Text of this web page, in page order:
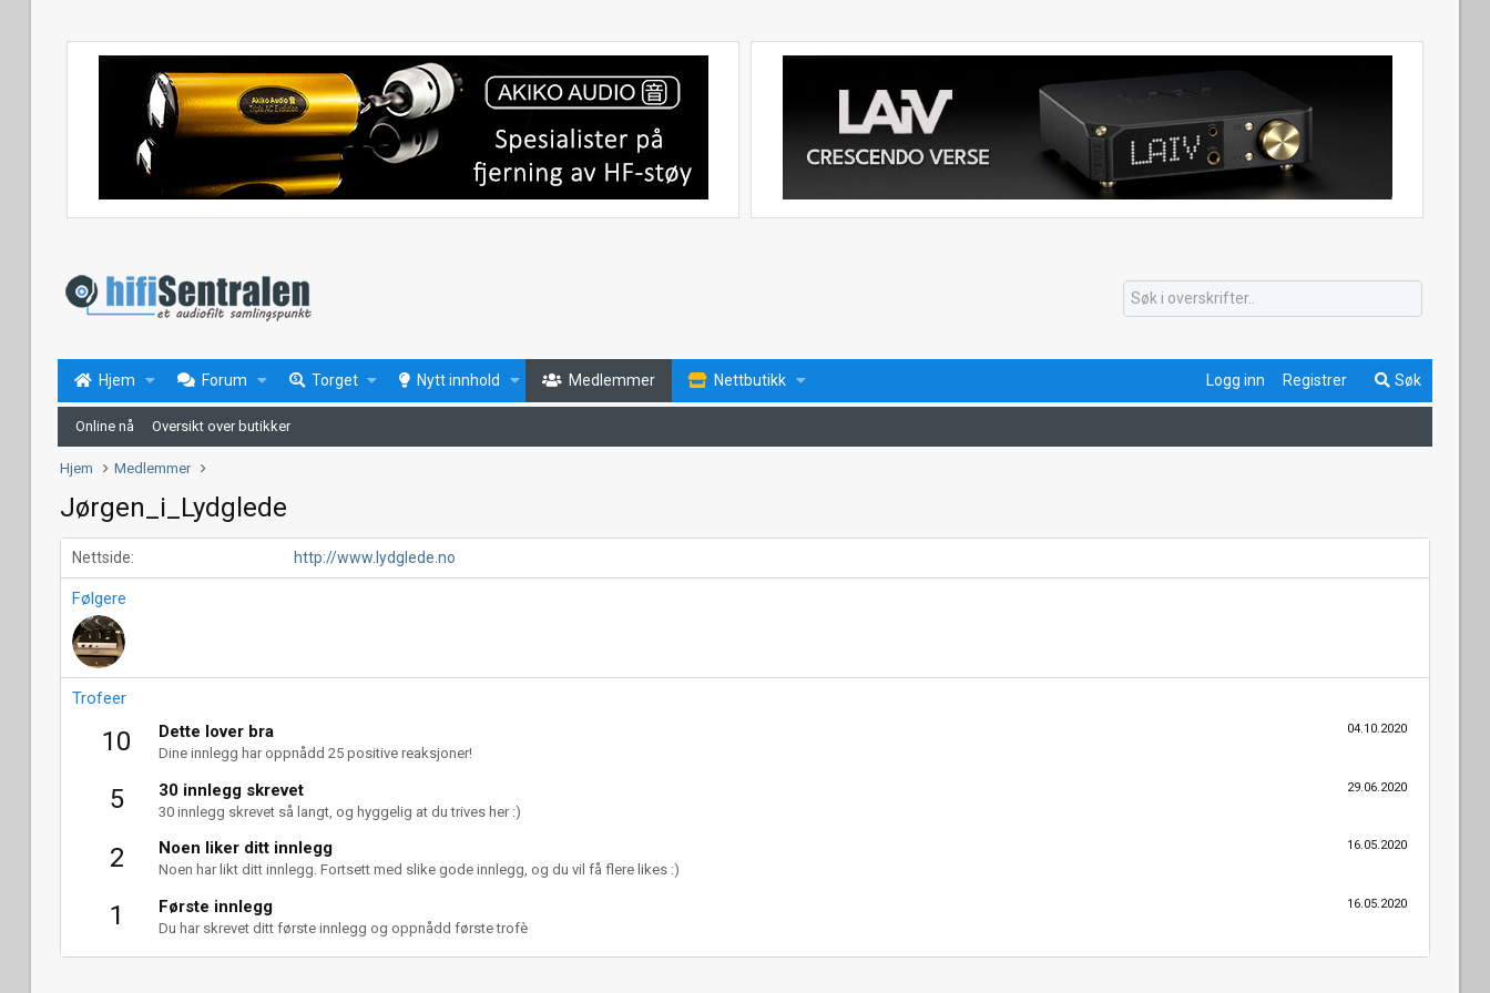
Hjem Forum Torget Nytt innhold Medlemmer Nettbutikk Logg inn Registrer Søk
Online nå Oversikt over butikker
Hjem Medlemmer
Jørgen_i_Lydglede
Nettside http://www.lydglede.no
Følgere
Trofeer
10 04.10.2020
Dette lover bra
Dine innlegg har oppnådd 25 positive reaksjoner!
5 29.06.2020
30 innlegg skrevet
30 innlegg skrevet så langt, og hyggelig at du trives her :)
2 16.05.2020
Noen liker ditt innlegg
Noen har likt ditt innlegg. Fortsett med slike gode innlegg, og du vil få flere likes :)
1 16.05.2020
Første innlegg
Du har skrevet ditt første innlegg og oppnådd første trofè